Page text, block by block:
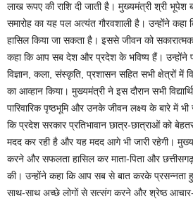
लाख रूपए की राशि दी जाती है। मुख्यमंत्री श्री भूपेश
समारोह का यह पल अत्यंत गौरवशाली है। उन्होंने कहा
हासिल किया जा सकता है। इससे जीवन को
कहा कि आप सब देश और प्रदेश के भविष्य हैं। उन्होंने
विज्ञान, कला, संस्कृति, प्रशासन सहित सभी क्षेत्रों
का आव्हान किया। मुख्यमंत्री ने इस दौरान सभी
पारिवारिक पृष्ठभूमि और उनके जीवन लक्ष्य के बारे में
कि प्रदेश सरकार प्रतिभावान छात्र-छात्राओं को
मदद कर रही है और यह मदद आगे भी जारी रहेगी।
करने और सफलता हासिल कर माता-पिता और
की। उन्होंने कहा कि आप सब से बात करके प्रसन्नता
साथ-साथ अच्छे लोगों से सत्संग करने और श्रेष्ठ आचार-